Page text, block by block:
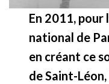
En 2011, pour
national de
en créant ce
de Saint-